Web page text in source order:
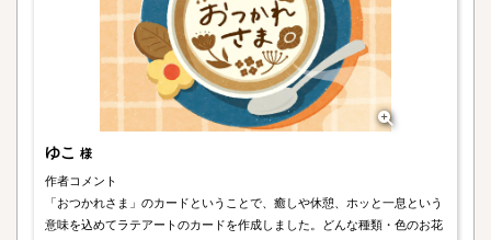
ゆこ 様
作者コメント
「おつかれさま」のカードということで、癒しや休憩、ホッと一息という
意味を込めてラテアートのカードを作成しました。どんな種類・色のお花